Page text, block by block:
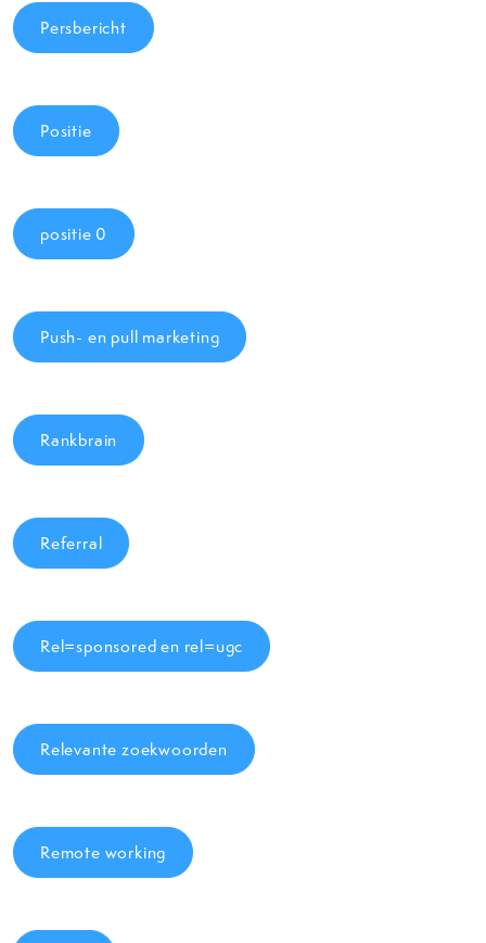
Persbericht
Positie
positie 0
Push- en pull marketing
Rankbrain
Referral
Rel=sponsored en rel=ugc
Relevante zoekwoorden
Remote working